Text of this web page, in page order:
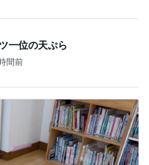
一位の天ぷら
間前